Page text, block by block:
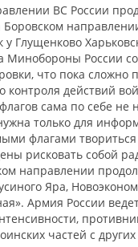
ВС России
у Глущенково
Минобороны России
что пока сложно
контроля действий
сама по себе не
только для
флагами
рисковать собой
направлении
Яра,
Армия России
частей с